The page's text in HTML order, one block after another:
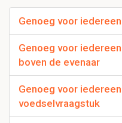
Genoeg voor
Genoeg voor
boven de evenaar
Genoeg voor
voedselvraagstuk